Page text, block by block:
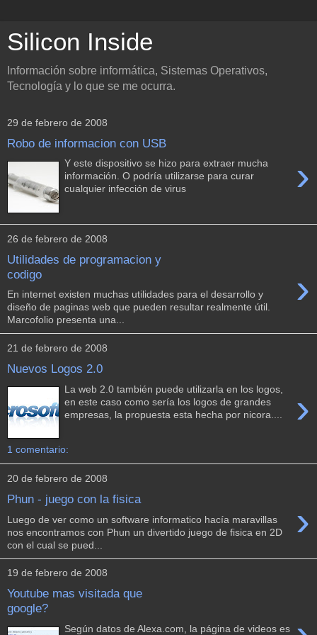
Silicon Inside
Información sobre informática, Sistemas Operativos,
Tecnología y lo que se me ocurra.
29 de febrero de 2008
Robo de informacion con USB
›
Y este dispositivo se hizo para extraer mucha
información. O podría utilizarse para curar
cualquier infección de virus
26 de febrero de 2008
Utilidades de programacion y
codigo
›
En internet existen muchas utilidades para el desarrollo y
diseño de paginas web que pueden resultar realmente útil.
Marcofolio presenta una...
21 de febrero de 2008
Nuevos Logos 2.0
›
La web 2.0 también puede utilizarla en los logos,
en este caso como sería los logos de grandes
empresas, la propuesta esta hecha por nicora....
1 comentario:
20 de febrero de 2008
Phun - juego con la fisica ›
Luego de ver como un software informatico hacía maravillas
nos encontramos con Phun un divertido juego de fisica en 2D
con el cual se pued...
19 de febrero de 2008
Youtube mas visitada que
google?
Según datos de Alexa.com, la página de videos es